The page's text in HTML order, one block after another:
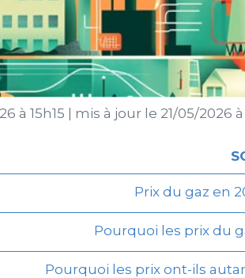
à 15h15 mis à jour le 21/05/2026 à
Prix du gaz en
Pourquoi les prix du
Pourquoi les prix ont-ils